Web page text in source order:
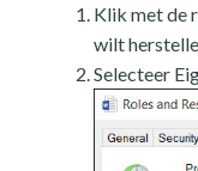
Klik met de
wilt
Selecteer